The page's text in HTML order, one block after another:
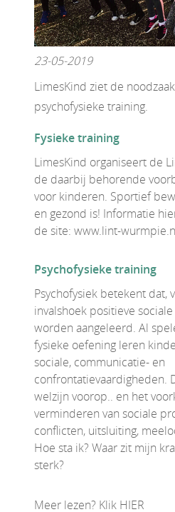
23-05-2019
LimesKind ziet de
psychofysieke training.
Fysieke training
LimesKind organiseert de
de daarbij behorende
voor kinderen. Sportief
en gezond is! Informatie
de site: www.lint-
Psychofysieke training
Psychofysiek betekent dat,
invalshoek positieve
worden aangeleerd. Al
fysieke oefening leren
sociale, communicatie- en
confrontatievaardigheden.
welzijn voorop.. en het
verminderen van sociale
conflicten, uitsluiting,
Hoe sta ik? Waar zit mijn
sterk?
Meer lezen? Klik HIER